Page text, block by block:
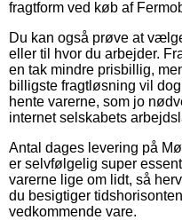
fragtform ved køb af
Du kan også prøve at
eller til hvor du arbejder.
en tak mindre prisbillig,
billigste fragtløsning vil
hente varerne, som jo
internet selskabets
Antal dages levering på
er selvfølgelig super
varerne lige om lidt, så
du besigtiger
vedkommende vare.